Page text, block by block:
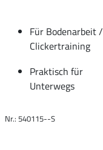
Für Bodenarbeit /
Clickertraining
Praktisch für
Unterwegs
Nr.: 540115--S